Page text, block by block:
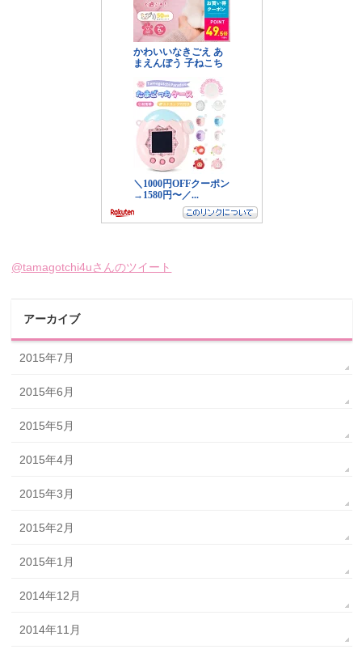
@tamagotchi4uさんのツイート
アーカイブ
2015年7月
2015年6月
2015年5月
2015年4月
2015年3月
2015年2月
2015年1月
2014年12月
2014年11月